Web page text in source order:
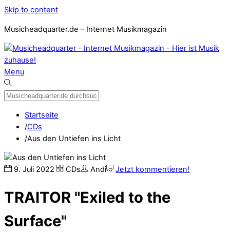
Skip to content
Musicheadquarter.de – Internet Musikmagazin
Menu
Startseite
/CDs
/Aus den Untiefen ins Licht
9. Juli 2022 CDs Andi Jetzt kommentieren!
TRAITOR "Exiled to the
Surface"